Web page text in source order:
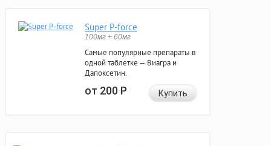
Super P-force
100мг + 60мг
Самые популярные препараты в
одной таблетке — Виагра и
Дапоксетин.
от 200Р Купить